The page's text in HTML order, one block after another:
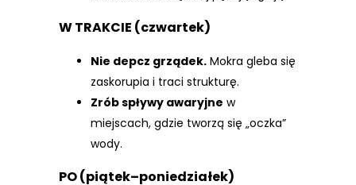
W TRAKCIE (czwartek)
Nie depcz grządek. Mokra gleba się
zaskorupia i traci strukturę.
Zrób spływy awaryjne w
miejscach, gdzie tworzą się „oczka”
wody.
PO (piątek–poniedziałek)